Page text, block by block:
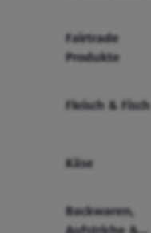
Fairtrade
Produkte
Fleisch & Fisch
Käse
Backwaren,